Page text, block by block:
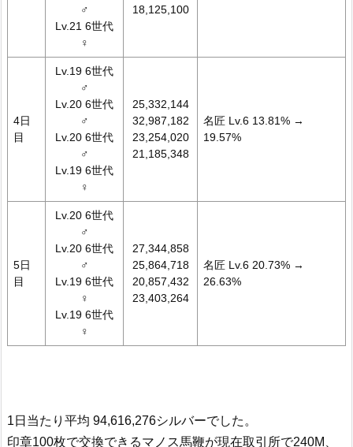
♂
Lv.21 6世代
♀
18,125,100
4日
目
Lv.19 6世代
♂
Lv.20 6世代
♂
Lv.20 6世代
♂
Lv.19 6世代
♀
25,332,144
32,987,182
23,254,020
21,185,348
名匠 Lv.6 13.81% →
19.57%
5日
目
Lv.20 6世代
♂
Lv.20 6世代
♂
Lv.19 6世代
♀
Lv.19 6世代
♀
27,344,858
25,864,718
20,857,432
23,403,264
名匠 Lv.6 20.73% →
26.63%
1日当たり平均 94,616,276シルバーでした。
印章100枚で交換できるマノス馬鞭が現在取引所で240M、